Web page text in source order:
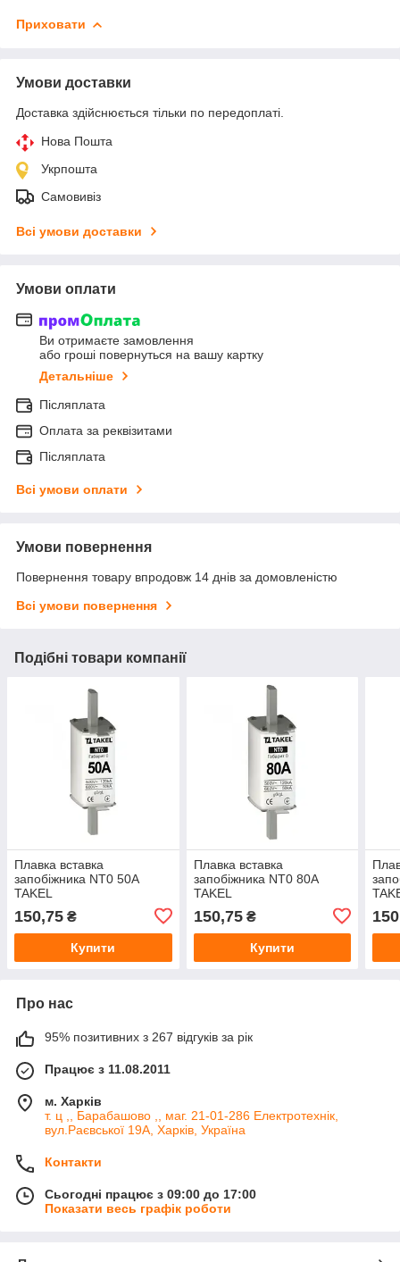
Приховати
Умови доставки
Доставка здійснюється тільки по передоплаті.
Нова Пошта
Укрпошта
Самовивіз
Всі умови доставки
Умови оплати
Ви отримаєте замовлення
або гроші повернуться на вашу картку
Детальніше
Післяплата
Оплата за реквізитами
Післяплата
Всі умови оплати
Умови повернення
Повернення товару впродовж 14 днів за домовленістю
Всі умови повернення
Подібні товари компанії
Плавка вставка
запобіжника NT0 50А
TAKEL
150,75 ₴
Купити
Плавка вставка
запобіжника NT0 80А
TAKEL
150,75₴
Купити
Про нас
95% позитивних з 267 відгуків за рік
Працює з 11.08.2011
м. Харків
т. ц ,, Барабашово ,, маг. 21-01-286 Електротехнік,
вул.Раєвської 19А, Харків, Україна
Контакти
Сьогодні працює з 09:00 до 17:00
Показати весь графік роботи